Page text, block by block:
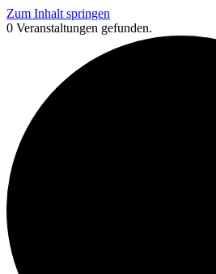
Zum Inhalt springen
0 Veranstaltungen gefunden.